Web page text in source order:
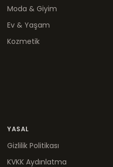
Moda & Giyim
Ev & Yaşam
Kozmetik
YASAL
Gizlilik Politikası
KVKK Aydınlatma